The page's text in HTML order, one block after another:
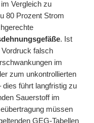
Vergleich zu
80 Prozent Strom
. Ist
falsch
im
zum unkontrollierten
führt langfristig zu
Sauerstoff im
müssen
GEG-Tabellen